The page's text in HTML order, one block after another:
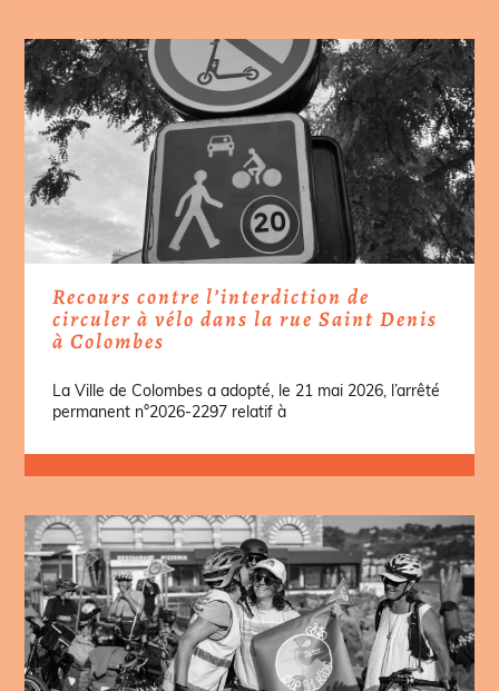
Recours contre l’interdiction de
circuler à vélo dans la rue Saint Denis
à Colombes
La Ville de Colombes a adopté, le 21 mai 2026, l’arrêté
permanent n°2026-2297 relatif à